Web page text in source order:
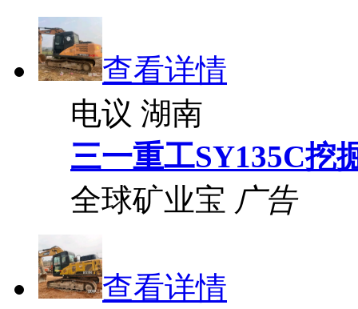
查看详情
电议 湖南
三一重工SY135C挖
全球矿业宝 广告
查看详情